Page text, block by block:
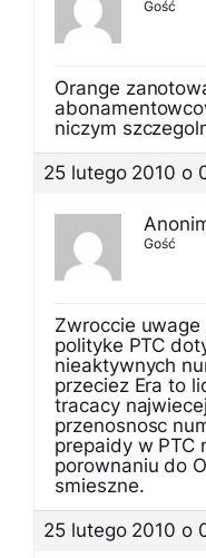
Gość
Orange
niczym
25 lutego 2010 o
Gość
Zwroccie
polityke PTC
nieaktywnych
przeciez Era to
tracacy
przenosnosc
prepaidy w PTC
porownaniu do
smieszne.
25 lutego 2010 o